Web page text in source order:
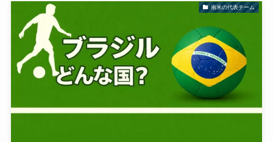
南米の代表チーム